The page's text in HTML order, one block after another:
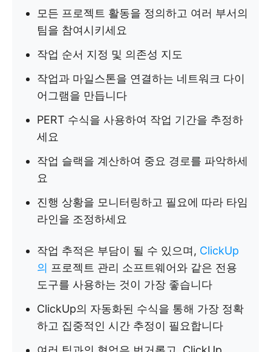
모든 프로젝트 활동을 정의하고 여러 부서의
팀을 참여시키세요
작업 순서 지정 및 의존성 지도
작업과 마일스톤을 연결하는 네트워크 다이
어그램을 만듭니다
PERT 수식을 사용하여 작업 기간을 추정하
세요
작업 슬랙을 계산하여 중요 경로를 파악하세
요
진행 상황을 모니터링하고 필요에 따라 타임
라인을 조정하세요
작업 추적은 부담이 될 수 있으며, ClickUp
의 프로젝트 관리 소프트웨어와 같은 전용
도구를 사용하는 것이 가장 좋습니다
ClickUp의 자동화된 수식을 통해 가장 정확
하고 집중적인 시간 추정이 필요합니다